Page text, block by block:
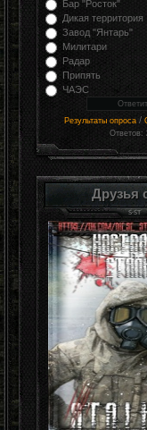
Бар "Росток"
Дикая территория
Завод "Янтарь"
Милитари
Радар
Припять
ЧАЭС
Результаты опроса /
Ответов:
Друзья